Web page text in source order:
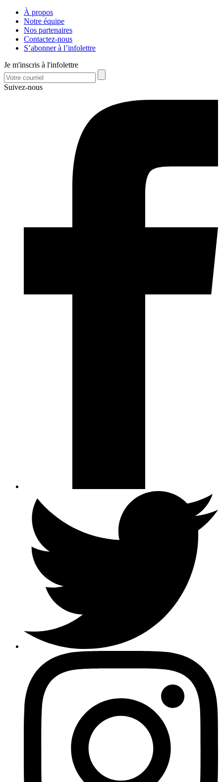
À propos
Notre équipe
Nos partenaires
Contactez-nous
S’abonner à l’infolettre
Je m'inscris à l'infolettre
Suivez-nous